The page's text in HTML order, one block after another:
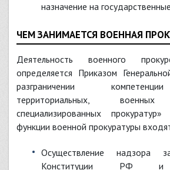
назначение на
ЧЕМ ЗАНИМАЕТСЯ ВОЕННАЯ
Деятельность военного
определяется Приказом
разграничении
территориальных,
специализированных
функции военной прокуратуры
осуществление надзора за соблюдением
Конституции РФ и